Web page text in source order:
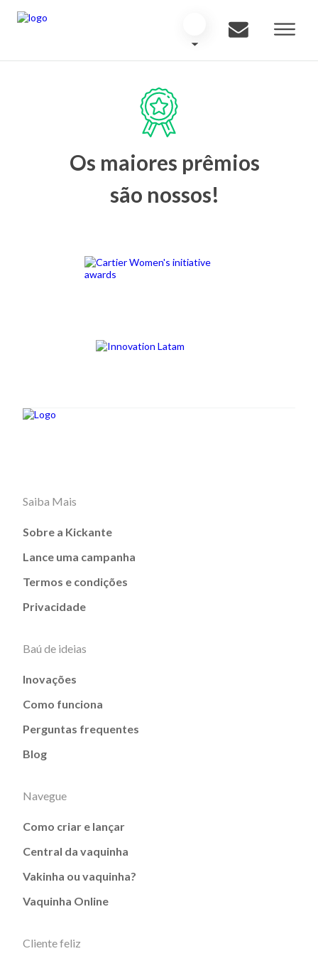
Os maiores prêmios
são nossos!
Saiba Mais
Sobre a Kickante
Lance uma campanha
Termos e condições
Privacidade
Baú de ideias
Inovações
Como funciona
Perguntas frequentes
Blog
Navegue
Como criar e lançar
Central da vaquinha
Vakinha ou vaquinha?
Vaquinha Online
Cliente feliz